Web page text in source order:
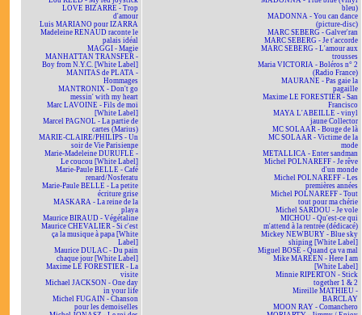
LOVE BIZARRE - Trop
d'amour
Luis MARIANO pour IZARRA
Madeleine RENAUD raconte le
palais idéal
MAGGI - Magie
MANHATTAN TRANSFER -
Boy from N.Y.C. [White Label]
MANITAS de PLATA -
Hommages
MANTRONIX - Don't go
messin' with my heart
Marc LAVOINE - Fils de moi
[White Label]
Marcel PAGNOL - La partie de
cartes (Marius)
MARIE-CLAIRE/PHILIPS - Un
soir de Vie Parisienne
Marie-Madeleine DURUFLÉ -
Le coucou [White Label]
Marie-Paule BELLE - Café
renard/Nosferatu
Marie-Paule BELLE - La petite
écriture grise
MASKARA - La reine de la
playa
Maurice BIRAUD - Végétaline
Maurice CHEVALIER - Si c'est
ça la musique à papa [White
Label]
Maurice DULAC - Du pain
chaque jour [White Label]
Maxime LE FORESTIER - La
visite
Michael JACKSON - One day
in your life
Michel FUGAIN - Chanson
pour les demoiselles
bleu)
MADONNA - You can dance
(picture-disc)
MARC SEBERG - Galver'ran
MARC SEBERG - Je t'accorde
MARC SEBERG - L'amour aux
trousses
Maria VICTORIA - Boléros n° 2
(Radio France)
MAURANE - Pas gaie la
pagaille
Maxime LE FORESTIER - San
Francisco
MAYA L'ABEILLE - vinyl
jaune Collector
MC SOLAAR - Bouge de là
MC SOLAAR - Victime de la
mode
METALLICA - Enter sandman
Michel POLNAREFF - Je rêve
d'un monde
Michel POLNAREFF - Les
premières années
Michel POLNAREFF - Tout
tout pour ma chérie
Michel SARDOU - Je vole
MICHOU - Qu'est-ce qui
m'attend à la rentrée (dédicacé)
Mickey NEWBURY - Blue sky
shining [White Label]
Miguel BOSÉ - Quand ça va mal
Mike MAREEN - Here I am
[White Label]
Minnie RIPERTON - Stick
together 1 & 2
Mireille MATHIEU -
BARCLAY
MOON RAY - Comanchero